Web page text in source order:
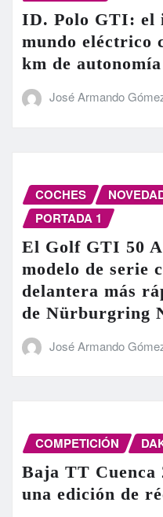
ID. Polo GTI: el
mundo eléctrico
km de autonomía
José Armando
COCHES
PORTADA 1
El Golf GTI 50
modelo de serie
delantera más
de Nürburgring
José Armando
COMPETICIÓN
Baja TT Cuenca
una edición de